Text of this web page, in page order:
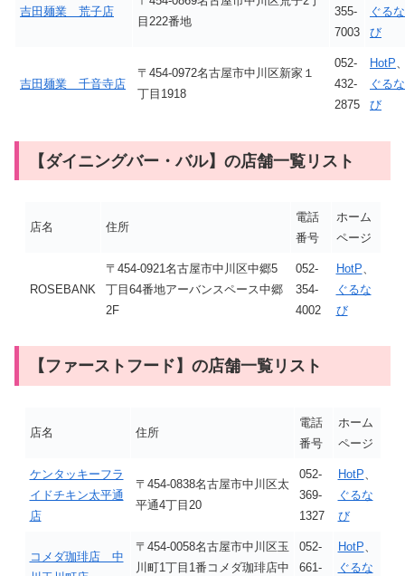
吉田麺業 荒子店
目222番地
355-
7003
ぐるな
び
吉田麺業 千音寺店
〒454-0972名古屋市中川区新家１
丁目1918
052-
432-
2875
HotP
ぐるな
び
【ダイニングバー・バル】の店舗一覧リスト
店名 住所
電話
番号
ホーム
ページ
ROSEBANK
〒454-0921名古屋市中川区中郷5
丁目64番地アーバンスペース中郷
2F
052-
354-
4002
HotP
ぐるな
び
【ファーストフード】の店舗一覧リスト
店名 住所
電話
番号
ホーム
ページ
ケンタッキーフラ
イドチキン太平通
店
〒454-0838名古屋市中川区太
平通4丁目20
052-
369-
1327
HotP
ぐるな
び
コメダ珈琲店 中
〒454-0058名古屋市中川区玉
川町1丁目1番コメダ珈琲店中
052-
661-
HotP
ぐるな